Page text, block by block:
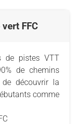
FFC
de pistes VTT
de chemins
de découvrir la
comme